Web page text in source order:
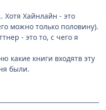
Хайнлайн - это
можно только половину).
- это то, с чего я
какие книги входятв эту
были.